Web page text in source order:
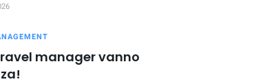
manager vanno